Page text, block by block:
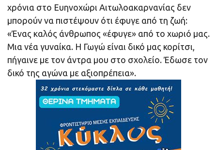
χρόνια στο Ευηνοχώρι Αιτωλοακαρνανίας δεν
μπορούν να πιστέψουν ότι έφυγε από τη ζωή:
«Ένας καλός άνθρωπος «έφυγε» από το χωριό μας.
Μια νέα γυναίκα. Η Γωγώ είναι δικό μας κορίτσι,
πήγαινε με τον άντρα μου στο σχολείο. Έδωσε τον
δικό της αγώνα με αξιοπρέπεια».